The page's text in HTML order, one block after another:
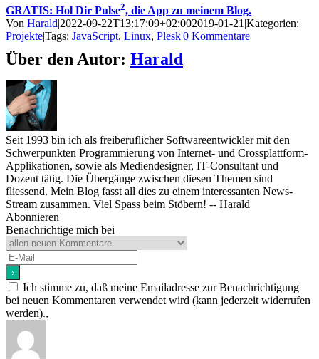
GRATIS: Hol Dir Pulse2, die App zu meinem Blog.
Von Harald|2022-09-22T13:17:09+02:002019-01-21 |Kategorien:
Projekte|Tags: JavaScript, Linux, Plesk|0 Kommentare
Über den Autor: Harald
Seit 1993 bin ich als freiberuflicher Softwareentwickler mit den
Schwerpunkten Programmierung von Internet- und Crossplattform-
Applikationen, sowie als Mediendesigner, IT-Consultant und
Dozent tätig. Die Übergänge zwischen diesen Themen sind
fliessend. Mein Blog fasst all dies zu einem interessanten News-
Stream zusammen. Viel Spass beim Stöbern! -- Harald
Abonnieren
Benachrichtige mich bei
Ich stimme zu, daß meine Emailadresse zur Benachrichtigung
bei neuen Kommentaren verwendet wird (kann jederzeit widerrufen
werden).,